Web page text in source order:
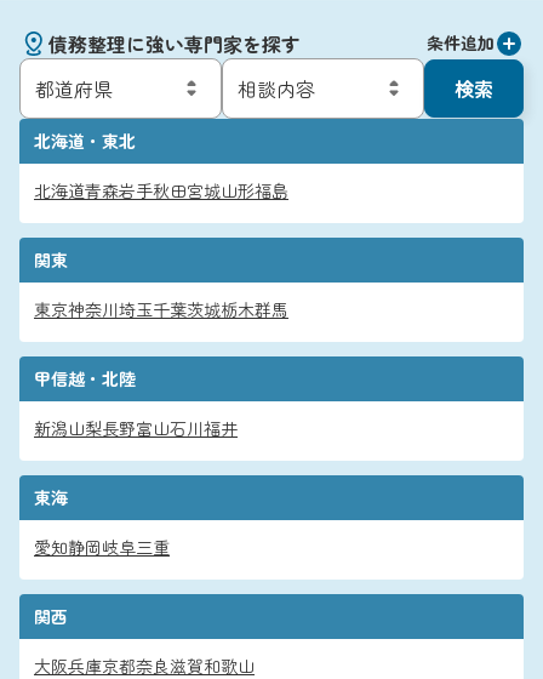
債務整理に強い専門家を探す 条件追加
検索
北海道・東北
北海道青森岩手秋田宮城山形福島
関東
東京神奈川埼玉千葉茨城栃木群馬
甲信越・北陸
新潟山梨長野富山石川福井
東海
愛知静岡岐阜三重
関西
大阪兵庫京都奈良滋賀和歌山